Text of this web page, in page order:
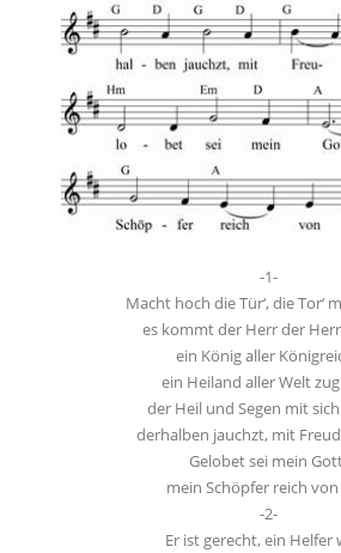
-1-
Macht hoch die Tür‘, die Tor‘
es kommt der Herr der
ein König aller
ein Heiland aller Welt
der Heil und Segen mit
derhalben jauchzt, mit
Gelobet sei mein
mein Schöpfer reich von
-2-
Er ist gerecht, ein Helfer